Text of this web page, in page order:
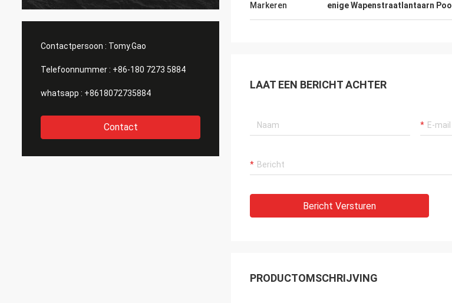
Contactpersoon : Tomy.Gao
Telefoonnummer : +86-180 7273 5884
whatsapp : +8618072735884
Contact
Markeren enige Wapenstraatlantaarn Pool
LAAT EEN BERICHT ACHTER
Bericht Versturen
PRODUCTOMSCHRIJVING